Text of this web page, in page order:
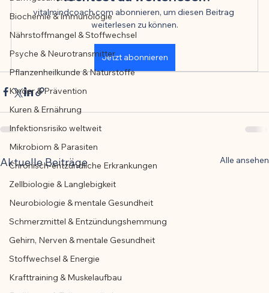
Der Artikel wurde mit Unterstützung von
KI erstellt und redaktionell geprüft vom
angegebenen Autor
Biochemie & Immunologie
Nährstoffmangel & Stoffwechsel
Psyche & Neurotransmitter
Pflanzenheilkunde & Naturstoffe
Kinder & Prävention
Kuren & Ernährung
Infektionsrisiko weltweit
Mikrobiom & Parasiten
Chronisch-entzündliche Erkrankungen
Zellbiologie & Langlebigkeit
Neurobiologie & mentale Gesundheit
Schmerzmittel & Entzündungshemmung
Gehirn, Nerven & mentale Gesundheit
Stoffwechsel & Energie
Krafttraining & Muskelaufbau
vitalmindcoach.com abonnieren, um diesen Beitrag
weiterlesen zu können.
Jetzt abonnieren
Aktuelle Beiträge Alle ansehen